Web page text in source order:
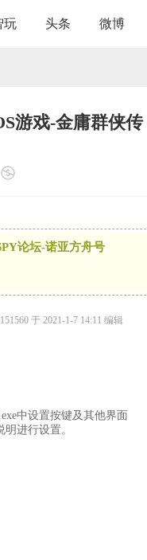
玩 头条 微博
游戏-金庸群侠
论坛-诺亚方舟号
于 2021-1-7 14:11 编辑
中设置按键及其他界面
进行设置。